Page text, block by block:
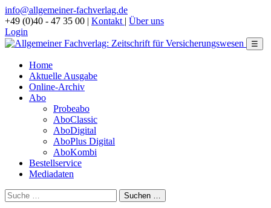
info@allgemeiner-fachverlag.de
+49 (0)40 - 47 35 00 | Kontakt | Über uns
Login
☰
Home
Aktuelle Ausgabe
Online-Archiv
Abo
Probeabo
AboClassic
AboDigital
AboPlus Digital
AboKombi
Bestellservice
Mediadaten